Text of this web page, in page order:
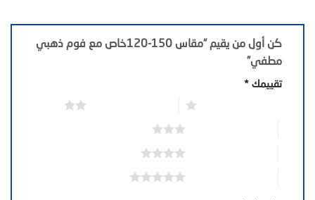
كن أول من يقيم “مقاس 150-120خاص مع فوم ذهبي
مطفي”
تقييمك *